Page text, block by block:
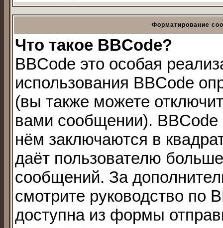
Форматирование
Что такое BBCode?
BBCode это особая
использования BBCode
(вы также можете
вами сообщении). BBCode
нём заключаются в
даёт пользователю
сообщений. За
смотрите руководство по
доступна из формы